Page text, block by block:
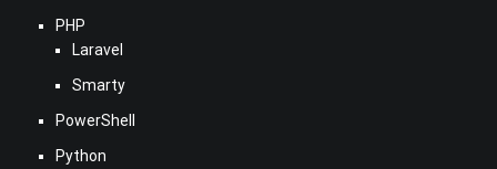
PHP
Laravel
Smarty
PowerShell
Python